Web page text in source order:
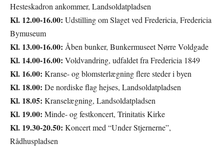
Hesteskadron ankommer, Landsoldatpladsen
Kl. 12.00-16.00: Udstilling om Slaget ved Fredericia, Fredericia
Bymuseum
Kl. 13.00-16.00: Åben bunker, Bunkermuseet Nørre Voldgade
Kl. 14.00-16.00: Voldvandring, udfaldet fra Fredericia 1849
Kl. 16.00: Kranse- og blomsterlægning flere steder i byen
Kl. 18.00: De nordiske flag hejses, Landsoldatpladsen
Kl. 18.05: Kranselægning, Landsoldatpladsen
Kl. 19.00: Minde- og festkoncert, Trinitatis Kirke
Kl. 19.30-20.50: Koncert med “Under Stjernerne”,
Rådhuspladsen